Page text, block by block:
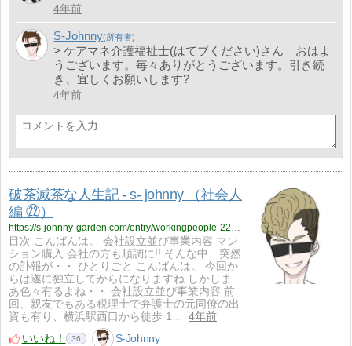
4年前
S-Johnny
> ケアマネ介護福祉士(はてブください)さん おはよ
うございます。毎々ありがとうございます。引き続
き、宜しくお願いします?
4年前
破茶滅茶な人生記 - s- johnny （社会人
編 ㉒）
目次 こんばんは。 会社設立並び事業内容 マン
ション購入 会社の方も順調に!! そんな中、突然
の訃報が・・ ひとりごと こんばんは。 今回か
らは遂に独立してからになりますね しかしま
あ色々有るよね・・ 会社設立並び事業内容 前
回、親友でもある税理士で弁護士の元同僚の出
資も有り、横浜駅西口から徒歩 1…
4年前
いいね！
36 S-Johnny